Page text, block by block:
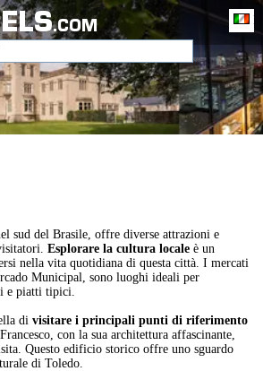
.COM
sud del Brasile, offre diverse attrazioni e
Esplorare la cultura localeè un
nella vita quotidiana di questa città. I mercati
Municipal, sono luoghi ideali per
e piatti tipici.
di visitare i principali punti di riferimento
con la sua architettura affascinante,
Questo edificio storico offre uno sguardo
di Toledo.